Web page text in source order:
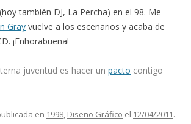
también DJ, La Percha) en el 98. Me
Gray vuelve a los escenarios y acaba de
¡Enhorabuena!
juventud es hacer un pacto contigo
en 1998, Diseño Gráfico el 12/04/2011.